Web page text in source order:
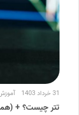
31 خرداد 1403
تتر چیست؟ +